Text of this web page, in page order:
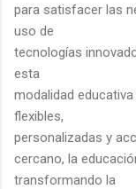
para satisfacer las
uso de
tecnologías
esta
modalidad
flexibles,
personalizadas y
cercano, la
transformando la